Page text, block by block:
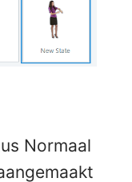
Normaal